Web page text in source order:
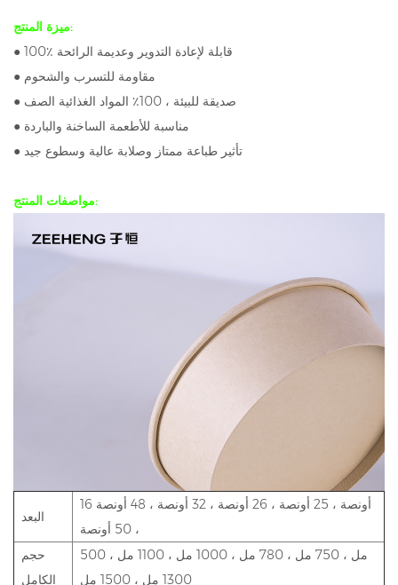
ميزة المنتج:
● 100٪ قابلة لإعادة التدوير وعديمة الرائحة
● مقاومة للتسرب والشحوم
● صديقة للبيئة ، 100٪ المواد الغذائية الصف
● مناسبة للأطعمة الساخنة والباردة
● تأثير طباعة ممتاز وصلابة عالية وسطوع جيد
مواصفات المنتج:
البعد
16 أونصة ، 25 أونصة ، 26 أونصة ، 32 أونصة ، 48 أونصة
، 50 أونصة
حجم
الكامل
500 مل ، 750 مل ، 780 مل ، 1000 مل ، 1100 مل ،
1300 مل ، 1500 مل